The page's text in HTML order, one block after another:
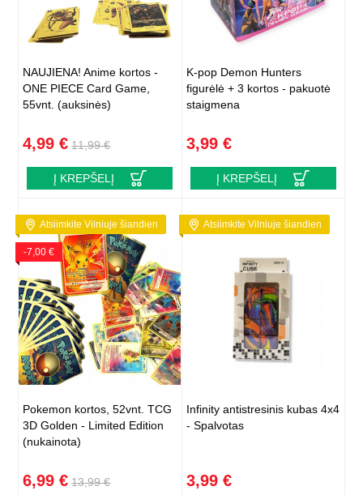
NAUJIENA! Anime kortos -
ONE PIECE Card Game,
55vnt. (auksinės)
4,99 € 11,99 €
Į KREPŠELĮ
K-pop Demon Hunters
figurėlė + 3 kortos - pakuotė
staigmena
3,99 €
Į KREPŠELĮ
Atsiimkite Vilniuje šiandien
-7,00 €
Pokemon kortos, 52vnt. TCG
3D Golden - Limited Edition
(nukainota)
6,99 € 13,99 €
Atsiimkite Vilniuje šiandien
Infinity antistresinis kubas 4x4
- Spalvotas
3,99 €